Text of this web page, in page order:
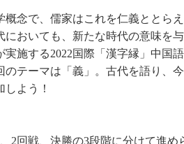
概念で、儒家はこれを仁義ととら
においても、新たな時代の意味を
施する2022国際「漢字縁」中国
のテーマは「義」。古代を語り、
よう！
2回戦、決勝の3段階に分けて進